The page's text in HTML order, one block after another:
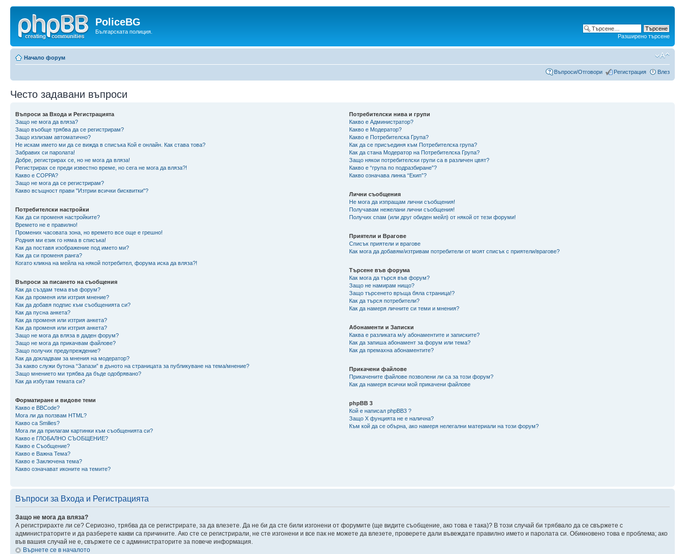
PoliceBG
Българската полиция.
Разширено търсене
Начало форум
Въпроси/Отговори Регистрация Влез
Често задавани въпроси
Въпроси за Входа и Регистрацията
Защо не мога да вляза?
Защо въобще трябва да се регистрирам?
Защо излизам автоматично?
Не искам името ми да се вижда в списъка Кой е онлайн. Как става това?
Забравих си паролата!
Добре, регистрирах се, но не мога да вляза!
Регистрирах се преди известно време, но сега не мога да вляза?!
Какво е COPPA?
Защо не мога да се регистрирам?
Какво всъщност прави "Изтрии всички бисквитки"?
Потребителски настройки
Как да си променя настройките?
Времето не е правилно!
Промених часовата зона, но времето все още е грешно!
Родния ми език го няма в списъка!
Как да поставя изображение под името ми?
Как да си променя ранга?
Когато кликна на мейла на някой потребител, форума иска да вляза?!
Въпроси за писането на съобщения
Как да създам тема във форум?
Как да променя или изтрия мнение?
Как да добавя подпис към съобщенията си?
Как да пусна анкета?
Как да променя или изтрия анкета?
Как да променя или изтрия анкета?
Защо не мога да вляза в даден форум?
Защо не мога да прикачвам файлове?
Защо получих предупреждение?
Как да докладвам за мнения на модератор?
За какво служи бутона “Запази” в дъното на страницата за публикуване на тема/мнение?
Защо мнението ми трябва да бъде одобрявано?
Как да избутам темата си?
Форматиране и видове теми
Какво е BBCode?
Мога ли да ползвам HTML?
Какво са Smilies?
Мога ли да прилагам картинки към съобщенията си?
Какво е ГЛОБАЛНО СЪОБЩЕНИЕ?
Какво е Съобщение?
Какво е Важна Тема?
Какво е Заключена тема?
Какво означават иконите на темите?
Потребителски нива и групи
Какво е Администратор?
Какво е Модератор?
Какво е Потребителска Група?
Как да се присъединя към Потребителска група?
Как да стана Модератор на Потребителска Група?
Защо някои потребителски групи са в различен цвят?
Какво е “група по подразбиране”?
Какво означава линка “Екип”?
Лични съобщения
Не мога да изпращам лични съобщения!
Получавам нежелани лични съобщения!
Получих спам (или друг обиден мейл) от някой от тези форуми!
Приятели и Врагове
Списък приятели и врагове
Как мога да добавям/изтривам потребители от моят списък с приятели/врагове?
Търсене във форума
Как мога да търся във форум?
Защо не намирам нищо?
Защо търсенето връща бяла страница!?
Как да търся потребители?
Как да намеря личните си теми и мнения?
Абонаменти и Записки
Каква е разликата м/у абонаментите и записките?
Как да запиша абонамент за форум или тема?
Как да премахна абонаментите?
Прикачени файлове
Прикачените файлове позволени ли са за този форум?
Как да намеря всички мой прикачени файлове
phpBB 3
Кой е написал phpBB3 ?
Защо X фунцията не е налична?
Към кой да се обърна, ако намеря нелегални материали на този форум?
Въпроси за Входа и Регистрацията
Защо не мога да вляза?
А регистрирахте ли се? Сериозно, трябва да се регистрирате, за да влезете. Да не би да сте били изгонени от форумите (ще видите съобщение, ако това е така)? В този случай би трябвало да се свържете с
администраторите и да разберете какви са причините. Ако сте се регистрирали, не сте изгонени и все пак не можете да влезете, проверете дали въвеждате правилно името и паролата си. Обикновено това е проблема; ако
във вашия случай не е, свържете се с администраторите за повече информация.
Върнете се в началото